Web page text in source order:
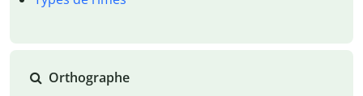
Orthographe